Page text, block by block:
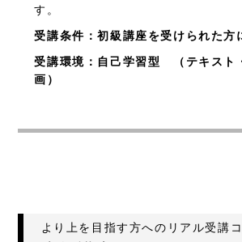
す。
受講条件：初級講座を受けられた方
受講環境：自己学習型 （テキスト
画）
より上を目指す方へのリアル受講